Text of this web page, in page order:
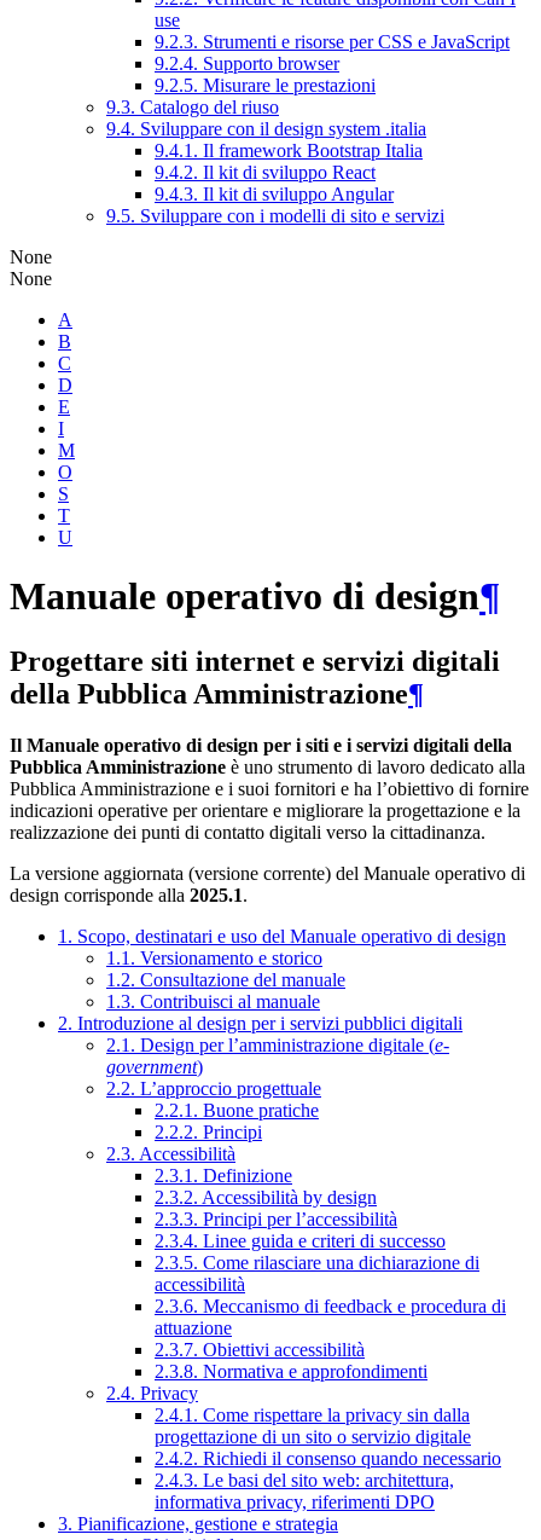
use
9.2.3. Strumenti e risorse per CSS e JavaScript
9.2.4. Supporto browser
9.2.5. Misurare le prestazioni
9.3. Catalogo del riuso
9.4. Sviluppare con il design system .italia
9.4.1. Il framework Bootstrap Italia
9.4.2. Il kit di sviluppo React
9.4.3. Il kit di sviluppo Angular
9.5. Sviluppare con i modelli di sito e servizi
None
None
A
B
C
D
E
I
M
O
S
T
U
Manuale operativo di design¶
Progettare siti internet e servizi digitali
della Pubblica Amministrazione¶
Il Manuale operativo di design per i siti e i servizi digitali della
Pubblica Amministrazione è uno strumento di lavoro dedicato alla
Pubblica Amministrazione e i suoi fornitori e ha l’obiettivo di fornire
indicazioni operative per orientare e migliorare la progettazione e la
realizzazione dei punti di contatto digitali verso la cittadinanza.
La versione aggiornata (versione corrente) del Manuale operativo di
design corrisponde alla 2025.1.
1. Scopo, destinatari e uso del Manuale operativo di design
1.1. Versionamento e storico
1.2. Consultazione del manuale
1.3. Contribuisci al manuale
2. Introduzione al design per i servizi pubblici digitali
2.1. Design per l’amministrazione digitale (e-
government)
2.2. L’approccio progettuale
2.2.1. Buone pratiche
2.2.2. Principi
2.3. Accessibilità
2.3.1. Definizione
2.3.2. Accessibilità by design
2.3.3. Principi per l’accessibilità
2.3.4. Linee guida e criteri di successo
2.3.5. Come rilasciare una dichiarazione di
accessibilità
2.3.6. Meccanismo di feedback e procedura di
attuazione
2.3.7. Obiettivi accessibilità
2.3.8. Normativa e approfondimenti
2.4. Privacy
2.4.1. Come rispettare la privacy sin dalla
progettazione di un sito o servizio digitale
2.4.2. Richiedi il consenso quando necessario
2.4.3. Le basi del sito web: architettura,
informativa privacy, riferimenti DPO
3. Pianificazione, gestione e strategia